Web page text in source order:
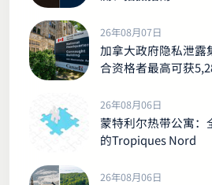
26年08月07日
加拿大政府隐私泄露
合资格者最高可获
26年08月06日
蒙特利尔热带公寓：
的Tropiques Nord
26年08月06日